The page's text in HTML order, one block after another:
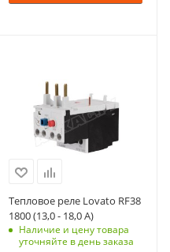
Тепловое реле Lovato RF38
1800 (13,0 - 18,0 А)
Наличие и цену товара
уточняйте в день заказа